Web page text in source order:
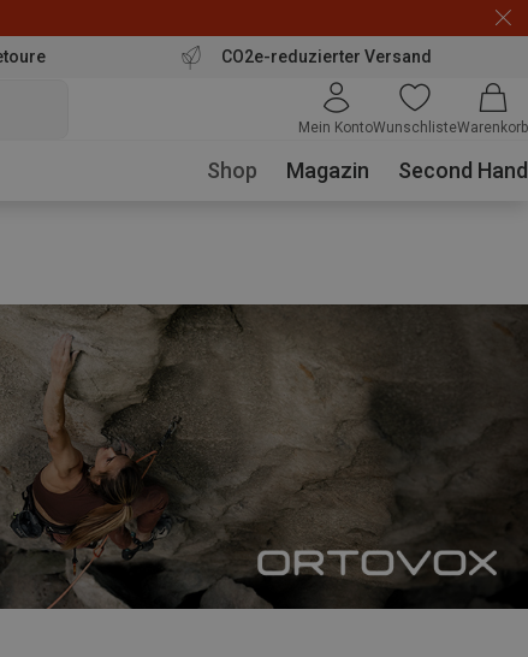
CO2e-reduzierter Versand
Mein KontoWunschlisteWarenkorb
Shop Magazin Second Hand